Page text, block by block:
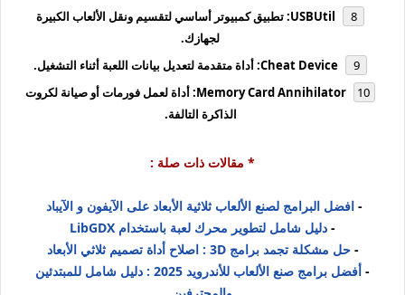
USBUtil: تطبيق كمبيوتر أساسي لتقسيم ونقل الألعاب الكبيرة
لجهازك.
Cheat Device: أداة متقدمة لتعديل بيانات اللعبة أثناء التشغيل.
Memory Card Annihilator: أداة لعمل فورمات أو صيانة لكروت
الذاكرة التالفة.
* مقالات ذات صلة :
- افضل البرامج لصنع الألعاب ثلاثية الأبعاد على الآيفون و الآيباد
- دليل شامل لتطوير محرك لعبة باستخدام LibGDX
-حل مشكلة تجمد برامج 3D : اصلاح أداة تصميم ثلاثي الأبعاد
-
أفضل برامج صنع الألعاب للأندرويد 2025 : دليل شامل للمبتدئين